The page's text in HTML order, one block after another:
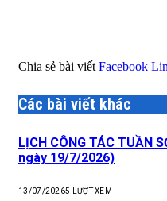
Chia sẻ bài viết Facebook
Các bài viết khác
LỊCH CÔNG TÁC TUẦN
ngày 19/7/2026)
13/07/20265 LƯỢT XEM